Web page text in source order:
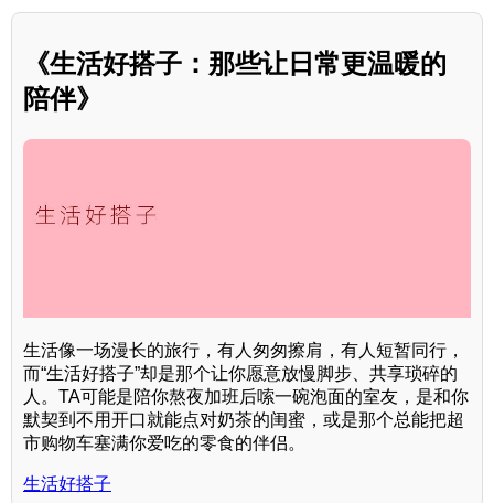
《生活好搭子：那些让日常更温暖的
陪伴》
生活像一场漫长的旅行，有人匆匆擦肩，有人短暂同行，
而“生活好搭子”却是那个让你愿意放慢脚步、共享琐碎的
人。TA可能是陪你熬夜加班后嗦一碗泡面的室友，是和你
默契到不用开口就能点对奶茶的闺蜜，或是那个总能把超
市购物车塞满你爱吃的零食的伴侣。
生活好搭子